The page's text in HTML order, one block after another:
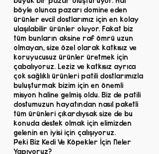
böyle olunca pazarı domine eden
ürünler evcil dostlarımız için en kolay
ulaşılabilir ürünler oluyor. Fakat biz
tüm bunların aksine raf ömrü uzun
olmayan, size özel olarak katkısız ve
koruyucusuz ürünler üretmek için
çabalıyoruz. Leziz ve katkısız ayrıca
çok sağlıklı ürünleri patili dostlarımızla
buluşturmak bizim için en önemli
misyon haline gelmiş oldu. Biz de patili
dostumuzun hayatından nasıl paketli
tüm ürünleri çıkardıysak size de bu
konuda destek olmak için elimizden
gelenin en iyisi için çalışıyoruz.
Peki Biz Kedi Ve Köpekler İçin Neler
Yapıyoruz?